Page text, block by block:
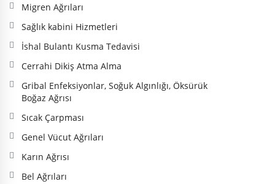
Migren Ağrıları
Sağlık kabini Hizmetleri
İshal Bulantı Kusma Tedavisi
Cerrahi Dikiş Atma Alma
Gribal Enfeksiyonlar, Soğuk Algınlığı, Öksürük
Boğaz Ağrısı
Sıcak Çarpması
Genel Vücut Ağrıları
Karın Ağrısı
Bel Ağrıları